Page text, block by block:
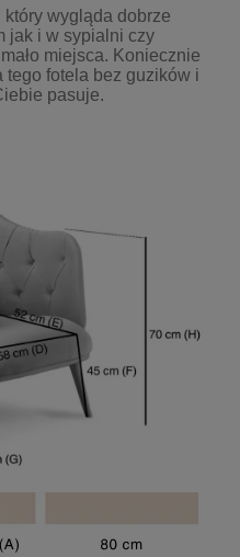
który wygląda dobrze
jak i w sypialni czy
miejsca. Koniecznie
fotela bez guzików i
pasuje.